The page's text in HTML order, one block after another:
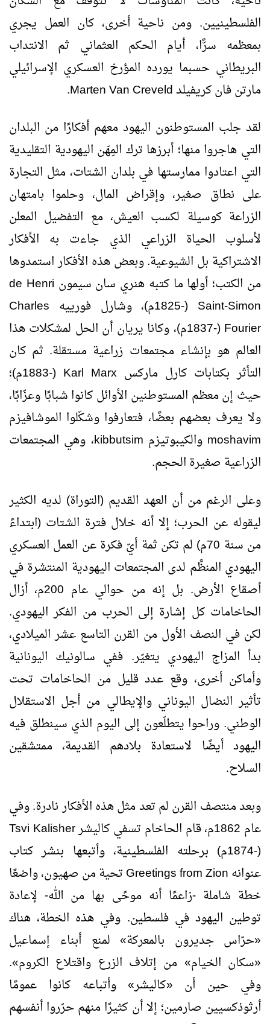
الفلسطينيين. ومن ناحية أخرى، كان العمل يجري
بمعظمه سرًّا، أيام الحكم العثماني ثم الانتداب
البريطاني حسبما يورده المؤرخ العسكري الإسرائيلي
مارتن فان كريفيلدMarten Van Creveld
.
لقد جلب المستوطنون اليهود معهم أفكارًا من البلدان
التي هاجروا منها؛ أبرزها ترك المِهَن اليهودية التقليدية
التي اعتادوا ممارستها في بلدان الشتات، مثل التجارة
على نطاق صغير، وإقراض المال، وحلموا بامتهان
الزراعة كوسيلة لكسب العيش، مع التفضيل المعلن
لأسلوب الحياة الزراعي الذي جاءت به الأفكار
الاشتراكية بل الشيوعية. وبعض هذه الأفكار استمدوها
من الكتب؛ أولها ما كتبه هنري سان سيمون Henri
de
Saint-Simon (-1825م)، وشارل فورييه
Charles
Fourier
(-1837م)، وكانا يريان أن الحل لمشكلات هذا
العالم هو بإنشاء مجتمعات زراعية مستقلة. ثم كان
التأثر بكتابات كارل ماركس Karl Marx
(-1883م)؛
حيث إن معظم المستوطنين الأوائل كانوا شبابًا وعزّابًا،
ولا يعرف بعضهم بعضًا، فتعارفوا وشكّلوا الموشافيزم
moshavim والكيبوتيزم kibbutsim، وهي المجتمعات
الزراعية صغيرة الحجم.
وعلى الرغم من أن العهد القديم (التوراة) لديه الكثير
ليقوله عن الحرب؛ إلا أنه خلال فترة الشتات (ابتداءً
من سنة 70م) لم تكن ثمة أيّ فكرة عن العمل العسكري
اليهودي المنظَّم لدى المجتمعات اليهودية المنتشرة في
أصقاع الأرض. بل إنه من حوالي عام 200م، أزال
الحاخامات كل إشارة إلى الحرب من الفكر اليهودي.
لكن في النصف الأول من القرن التاسع عشر الميلادي،
بدأ المزاج اليهودي يتغيّر. ففي سالونيك اليونانية
وأماكن أخرى، وقع عدد قليل من الحاخامات تحت
تأثير النضال اليوناني والإيطالي من أجل الاستقلال
الوطني. وراحوا يتطلّعون إلى اليوم الذي سينطلق فيه
اليهود أيضًا لاستعادة بلادهم القديمة، ممتشقين
السلاح.
وبعد منتصف القرن لم تعد مثل هذه الأفكار نادرة. وفي
عام 1862م، قام الحاخام تسفي كاليشر
Tsvi Kalisher
(-1874م) برحلته الفلسطينية، وأتبعها بنشر كتاب
عنوانهGreetings from Zionتحية من صهيون، واضعًا
خطة شاملة -زاعمًا أنه موحًى بها من الله- لإعادة
توطين اليهود في فلسطين. وفي هذه الخطة، هناك
«حرّاس جديرون بالمعركة» لمنع أبناء إسماعيل
«سكان الخيام» من إتلاف الزرع واقتلاع الكروم».
وفي حين أن «كاليشر» وأتباعه كانوا عمومًا
أرثوذكسيين صارمين؛ إلا أن كثيرًا منهم حرّروا أنفسهم